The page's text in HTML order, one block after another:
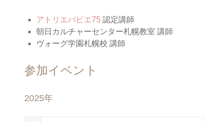
アトリエパピエ75 認定講師
朝日カルチャーセンター札幌教室 講師
ヴォーグ学園札幌校 講師
参加イベント
2025年